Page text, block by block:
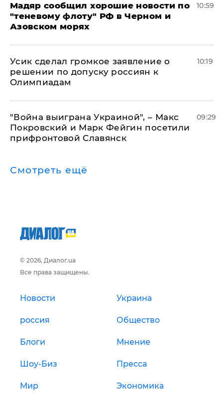
Мадяр сообщил хорошие новости по
"теневому флоту" РФ в Черном и
Азовском морях
10:59
Усик сделал громкое заявление о
решении по допуску россиян к
Олимпиадам
10:19
"Война выиграна Украиной", – Макс
Покровский и Марк Фейгин посетили
прифронтовой Славянск
09:29
Смотреть ещё
© 2026, Диалог.ua
Все права защищены.
Новости Украина
россия Общество
Блоги Мнение
Шоу-Биз Пресса
Мир Экономика